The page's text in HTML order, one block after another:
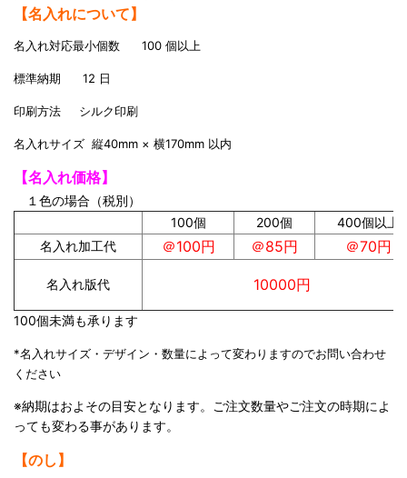
【名入れについて】
名入れ対応最小個数 100 個以上
標準納期 12 日
印刷方法 シルク印刷
名入れサイズ 縦40mm × 横170mm 以内
【名入れ価格】
１色の場合（税別）
100個
200個
400個以上
名入れ加工代
＠100円 ＠85円 ＠70円
名入れ版代 10000円
100個未満も承ります
*名入れサイズ・デザイン・数量によって変わりますのでお問い合わせ
ください
※納期はおよその目安となります。ご注文数量やご注文の時期によ
っても変わる事があります。
【のし】